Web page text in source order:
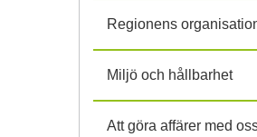
Regionens
Miljö och hållbarhet
Att göra affärer med